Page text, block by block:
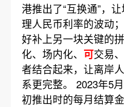
港推出了“互换通”，
理人民币利率的波动
好补上另一块关键的
化、场内化、 可交易、
者结合起来，让离岸
系更完整。 2023年5
初推出时的每月结算